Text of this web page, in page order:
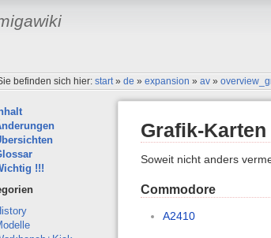
befinden sich hier:start»de »expansion »av »
!!!
Grafik-
Soweit nicht anders
Commodore
A2410